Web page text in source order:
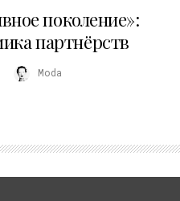
поколение»:
партнёрств
Moda